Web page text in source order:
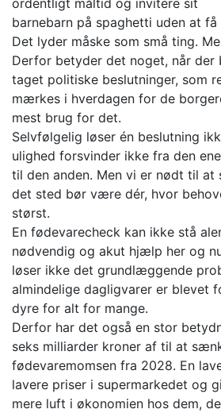
barnebarn på spaghetti uden at
Det lyder måske som små ting.
Derfor betyder det noget, når der
taget politiske beslutninger, som
mærkes i hverdagen for de
mest brug for det.
Selvfølgelig løser én beslutning
ulighed forsvinder ikke fra den
til den anden. Men vi er nødt til at
det sted bør være dér, hvor
størst.
En fødevarecheck kan ikke stå
nødvendig og akut hjælp her og
løser ikke det grundlæggende
almindelige dagligvarer er blevet
dyre for alt for mange.
Derfor har det også en stor
seks milliarder kroner af til at
fødevaremomsen fra 2028. En
lavere priser i supermarkedet og
mere luft i økonomien hos dem,